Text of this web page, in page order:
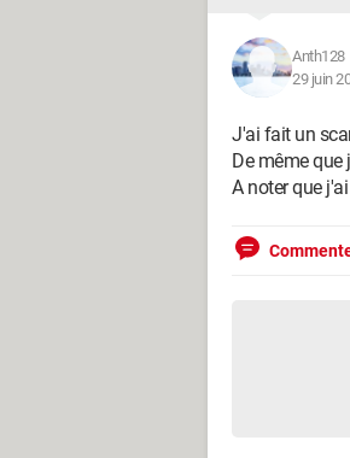
Anth128
29 juin
J'ai fait un
De même
A noter que